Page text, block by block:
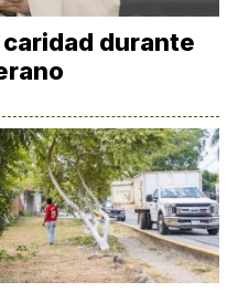
caridad durante